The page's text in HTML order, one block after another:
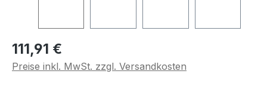
Regulärer Preis:
111,91 €
Preise inkl. MwSt. zzgl. Versandkosten